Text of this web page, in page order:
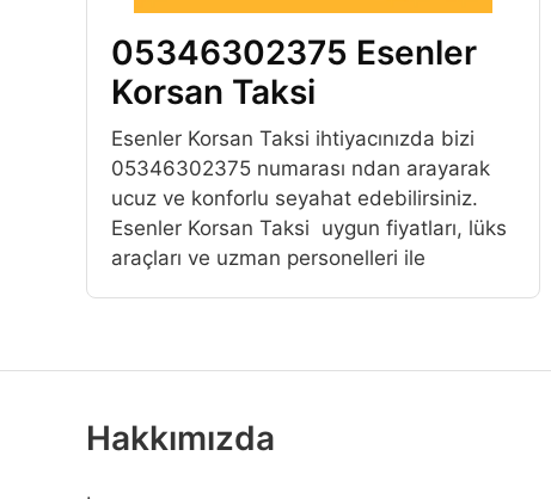
05346302375 Esenler
Korsan Taksi
Esenler Korsan Taksi ihtiyacınızda bizi
05346302375 numarası ndan arayarak
ucuz ve konforlu seyahat edebilirsiniz.
Esenler Korsan Taksi uygun fiyatları, lüks
araçları ve uzman personelleri ile
Hakkımızda